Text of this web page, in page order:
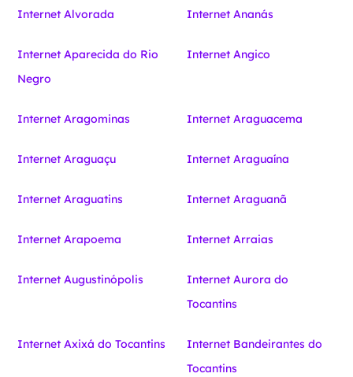
Internet Alvorada Internet Ananás
Internet Aparecida do Rio
Negro
Internet Angico
Internet Aragominas Internet Araguacema
Internet Araguaçu Internet Araguaína
Internet Araguatins Internet Araguanã
Internet Arapoema Internet Arraias
Internet Augustinópolis
Internet Aurora do
Tocantins
Internet Axixá do Tocantins
Internet Bandeirantes do
Tocantins